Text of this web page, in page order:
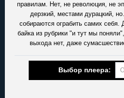
правилам. Нет, не революция, не
дерзкий, местами дурацкий,
собираются ограбить самих себя.
байка из рубрики "и тут мы
выхода нет, даже
Выбор плеера: